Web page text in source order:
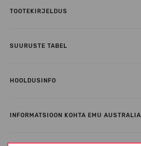
TOOTEKIRJELDUS
SUURUSTE TABEL
HOOLDUSINFO
INFORMATSIOON KOHTA EMU AUSTRALIA